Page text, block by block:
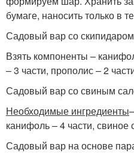
бумаге, наносить только в
Садовый вар со скипидаром
Взять компоненты –
– 3 части, прополис – 2
Садовый вар со свиным
Необходимые ингредиенты
канифоль – 4 части, свиное
Садовый вар на основе